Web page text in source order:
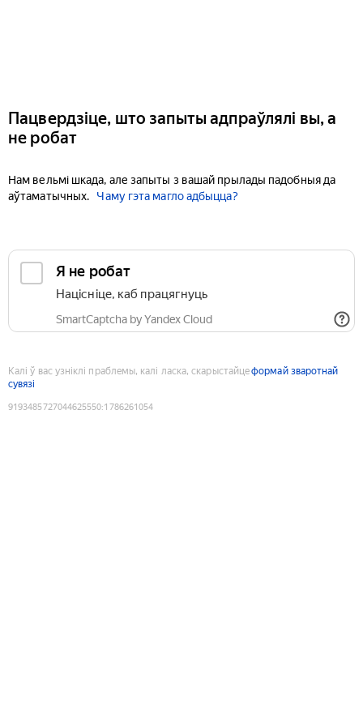
Пацвердзіце, што запыты адпраўлялі вы, а
не робат
Нам вельмі шкада, але запыты з вашай прылады падобныя да
аўтаматычных.
Чаму гэта магло адбыцца?
Я не робат
Націсніце, каб працягнуць
SmartCaptcha by Yandex Cloud
Калі ў вас узніклі праблемы, калі ласка, скарыстайцеформай зваротнай
сувязі
9193485727044625550:1786261054